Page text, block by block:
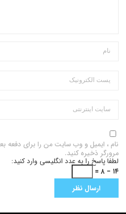
نام ، ایمیل و وب سایت من را برای دفعه
مرورگر ذخیره کنید.
لطفا پاسخ را به عدد انگلیسی وارد کنید:
۱۴ − ۸ =